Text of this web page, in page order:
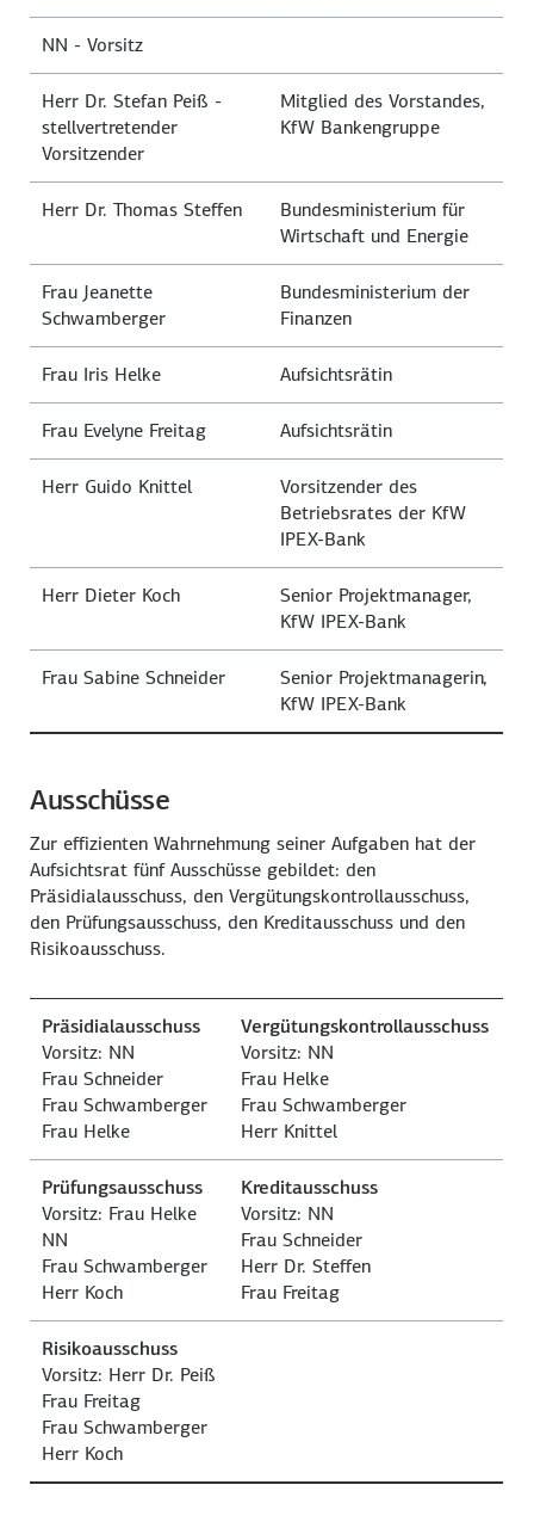
NN - Vorsitz
Herr Dr. Stefan Peiß -
stellvertretender
Vorsitzender
Mitglied des Vorstandes,
KfW Bankengruppe
Herr Dr. Thomas Steffen
Bundesministerium für
Wirtschaft und Energie
Frau Jeanette
Schwamberger
Bundesministerium der
Finanzen
Frau Iris Helke Aufsichtsrätin
Frau Evelyne Freitag Aufsichtsrätin
Herr Guido Knittel
Vorsitzender des
Betriebsrates der KfW
IPEX-Bank
Herr Dieter Koch
Senior Projektmanager,
KfW IPEX-Bank
Frau Sabine Schneider
Senior Projektmanagerin,
KfW IPEX-Bank
Ausschüsse
Zur effizienten Wahrnehmung seiner Aufgaben hat der
Aufsichtsrat fünf Ausschüsse gebildet: den
Präsidialausschuss, den Vergütungskontrollausschuss,
den Prüfungsausschuss, den Kreditausschuss und den
Risikoausschuss.
Präsidialausschuss
Vorsitz: NN
Frau Schneider
Frau Schwamberger
Frau Helke
Vergütungskontrollausschuss
Vorsitz: NN
Frau Helke
Frau Schwamberger
Herr Knittel
Prüfungsausschuss
Vorsitz: Frau Helke
NN
Frau Schwamberger
Herr Koch
Kreditausschuss
Vorsitz: NN
Frau Schneider
Herr Dr. Steffen
Frau Freitag
Risikoausschuss
Vorsitz: Herr Dr. Peiß
Frau Freitag
Frau Schwamberger
Herr Koch